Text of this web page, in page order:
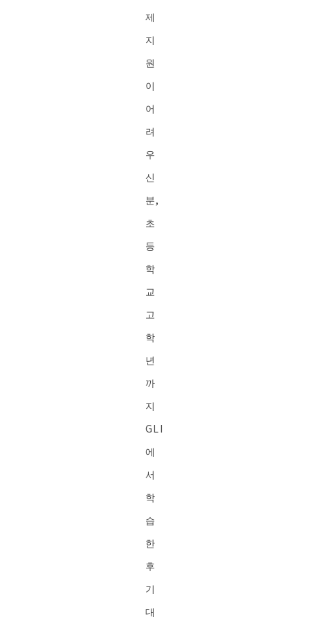
제
지
원
이
어
려
우
신
분,
초
등
학
교
고
학
년
까
지
GLI
에
서
학
습
한
후
기
대